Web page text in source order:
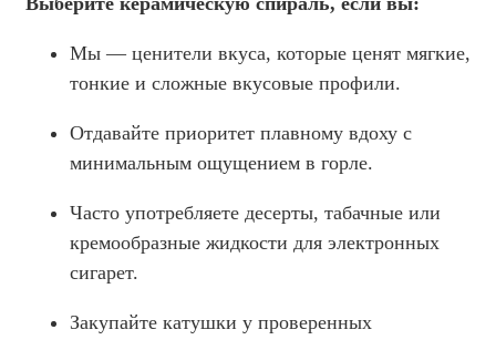
Мы — ценители вкуса, которые ценят мягкие,
тонкие и сложные вкусовые профили.
Отдавайте приоритет плавному вдоху с
минимальным ощущением в горле.
Часто употребляете десерты, табачные или
кремообразные жидкости для электронных
сигарет.
Закупайте катушки у проверенных